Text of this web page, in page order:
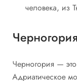
человека, из
Черногория
Черногория —
Адриатическое